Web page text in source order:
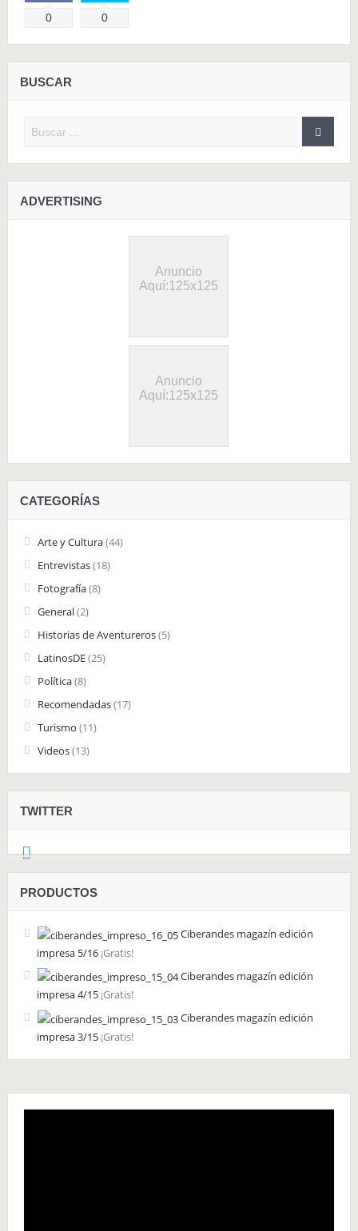
Comparte
0 0
BUSCAR
ADVERTISING
Anuncio
Aquí:125x125
Anuncio
Aquí:125x125
CATEGORÍAS
Arte y Cultura(44)
Entrevistas(18)
Fotografía(8)
General(2)
Historias de Aventureros(5)
LatinosDE(25)
Política(8)
Recomendadas(17)
Turismo (11)
Videos(13)
TWITTER
PRODUCTOS
Ciberandes magazín edición
impresa 5/16 ¡Gratis!
Ciberandes magazín edición
impresa 4/15 ¡Gratis!
Ciberandes magazín edición
impresa 3/15 ¡Gratis!